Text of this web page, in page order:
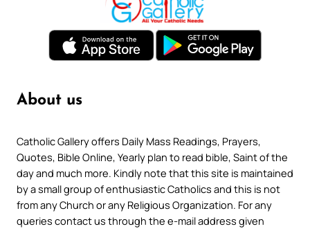
About us
Catholic Gallery offers Daily Mass Readings, Prayers,
Quotes, Bible Online, Yearly plan to read bible, Saint of the
day and much more. Kindly note that this site is maintained
by a small group of enthusiastic Catholics and this is not
from any Church or any Religious Organization. For any
queries contact us through the e-mail address given